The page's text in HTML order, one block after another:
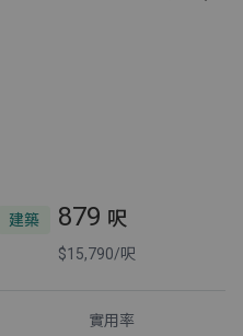
建築 879 呎
$15,790/呎
實用率